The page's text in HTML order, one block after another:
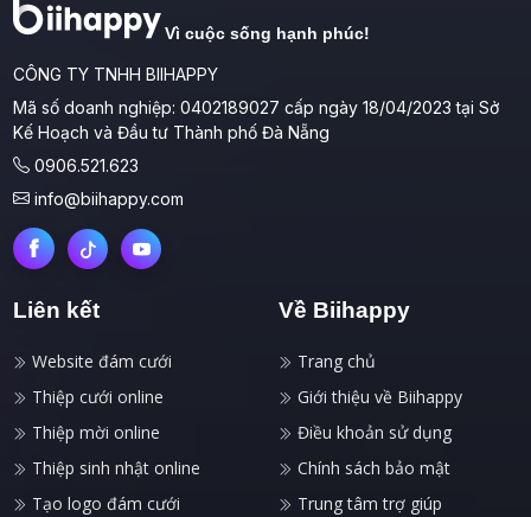
Vì cuộc sống hạnh phúc!
CÔNG TY TNHH BIIHAPPY
Mã số doanh nghiệp: 0402189027 cấp ngày 18/04/2023 tại Sở
Kế Hoạch và Đầu tư Thành phố Đà Nẵng
0906.521.623
info@biihappy.com
Liên kết
Website đám cưới
Thiệp cưới online
Thiệp mời online
Thiệp sinh nhật online
Tạo logo đám cưới
Về Biihappy
Trang chủ
Giới thiệu về Biihappy
Điều khoản sử dụng
Chính sách bảo mật
Trung tâm trợ giúp